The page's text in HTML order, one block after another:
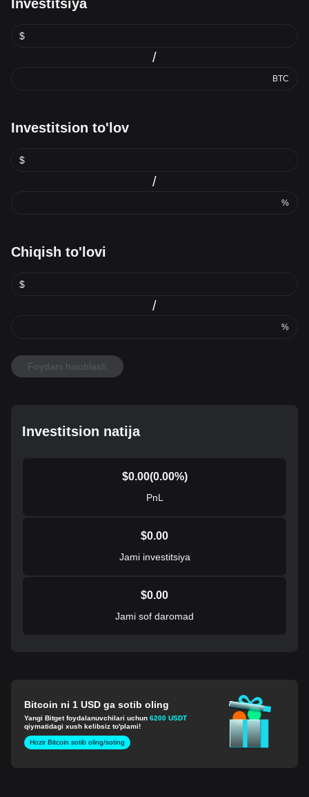
Investitsiya
$
/
BTC
Investitsion to'lov
$
/
%
Chiqish to'lovi
$
/
%
Foydani hisoblash
Investitsion natija
$0.00(0.00%)
PnL
$0.00
Jami investitsiya
$0.00
Jami sof daromad
Bitcoin ni 1 USD ga sotib oling
Yangi Bitget foydalanuvchilari uchun6200 USDT
qiymatidagi xush kelibsiz to'plami!
Hozir Bitcoin sotib oling/soting